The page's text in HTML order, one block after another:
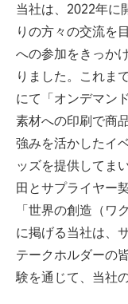
当社は、2022年に
りの方々の交流を
への参加をきっか
りました。これま
にて「オンデマン
素材への印刷で商
強みを活かしたイ
ッズを提供してま
田とサプライヤー
「世界の創造（ワ
に掲げる当社は、
テークホルダーの
験を通じて、当社